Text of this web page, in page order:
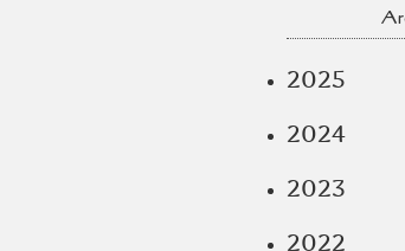
2025
2024
2023
2022